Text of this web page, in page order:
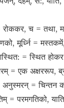
= रोककर, च =
मूर्ध्नि =
= स्थित
= एक अक्षररूप,
= चिन्तन
= परमगतिको,